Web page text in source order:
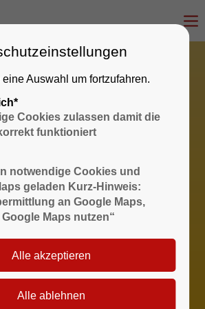
und
eine Auswahl um fortzufahren.
Cookies zulassen damit die
funktioniert
notwendige Cookies und
geladen Kurz-Hinweis:
an Google Maps,
Maps nutzen“